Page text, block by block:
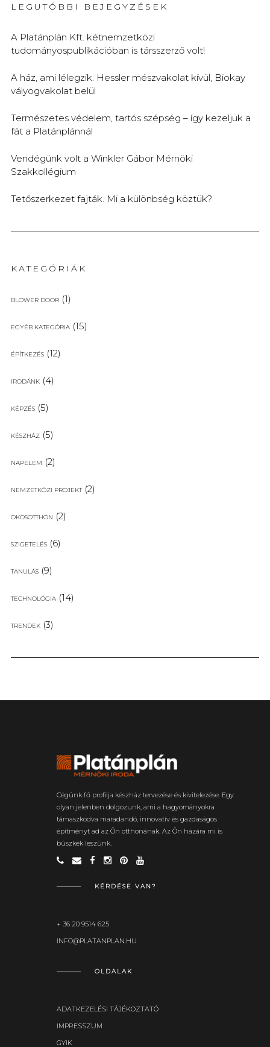
LEGUTÓBBI BEJEGYZÉSEK
A Platánplán Kft. kétnemzetközi
tudományospublikációban is társszerző volt!
A ház, ami lélegzik. Hessler mészvakolat kívül, Biokay
vályogvakolat belül
Természetes védelem, tartós szépség – így kezeljük a
fát a Platánplánnál
Vendégünk volt a Winkler Gábor Mérnöki
Szakkollégium
Tetőszerkezet fajták. Mi a különbség köztük?
KATEGÓRIÁK
BLOWER DOOR(1)
EGYÉB KATEGÓRIA(15)
ÉPÍTKEZÉS(12)
IRODÁNK(4)
KÉPZÉS(5)
KÉSZHÁZ(5)
NAPELEM (2)
NEMZETKÖZI PROJEKT(2)
OKOSOTTHON (2)
SZIGETELÉS(6)
TANULÁS(9)
TECHNOLÓGIA(14)
TRENDEK(3)
Cégünk fő profilja készház tervezése és kivitelezése. Egy
olyan jelenben dolgozunk, ami a hagyományokra
támaszkodva maradandó, innovatív és gazdaságos
építményt ad az Ön otthonának. Az Ön házára mi is
büszkék leszünk.
KÉRDÉSE VAN?
+ 36 20 9514 625
INFO@PLATANPLAN.HU
OLDALAK
ADATKEZELÉSI TÁJÉKOZTATÓ
IMPRESSZUM
GYIK